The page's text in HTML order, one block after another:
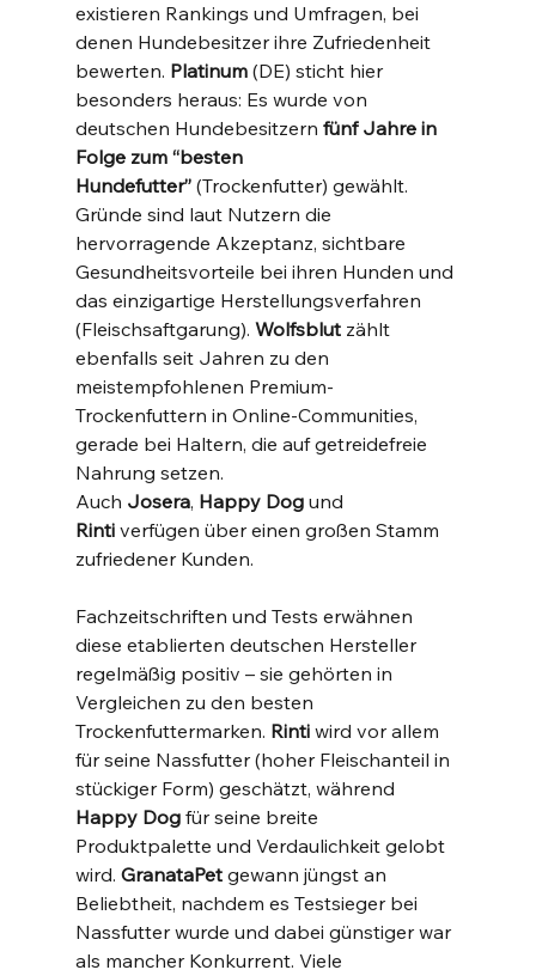
existieren Rankings und Umfragen, bei
denen Hundebesitzer ihre Zufriedenheit
bewerten. Platinum (DE) sticht hier
besonders heraus: Es wurde von
deutschen Hundebesitzern fünf Jahre in
Folge zum “besten
Hundefutter” (Trockenfutter) gewählt​.
Gründe sind laut Nutzern die
hervorragende Akzeptanz, sichtbare
Gesundheitsvorteile bei ihren Hunden und
das einzigartige Herstellungsverfahren
(Fleischsaftgarung)​. Wolfsblut zählt
ebenfalls seit Jahren zu den
meistempfohlenen Premium-
Trockenfuttern in Online-Communities,
gerade bei Haltern, die auf getreidefreie
Nahrung setzen.
Auch Josera, Happy Dog und
Rinti verfügen über einen großen Stamm
zufriedener Kunden.
Fachzeitschriften und Tests erwähnen
diese etablierten deutschen Hersteller
regelmäßig positiv – sie gehörten in
Vergleichen zu den besten
Trockenfuttermarken​. Rinti wird vor allem
für seine Nassfutter (hoher Fleischanteil in
stückiger Form) geschätzt, während
Happy Dog für seine breite
Produktpalette und Verdaulichkeit gelobt
wird. GranataPet gewann jüngst an
Beliebtheit, nachdem es Testsieger bei
Nassfutter wurde und dabei günstiger war
als mancher Konkurrent​. Viele